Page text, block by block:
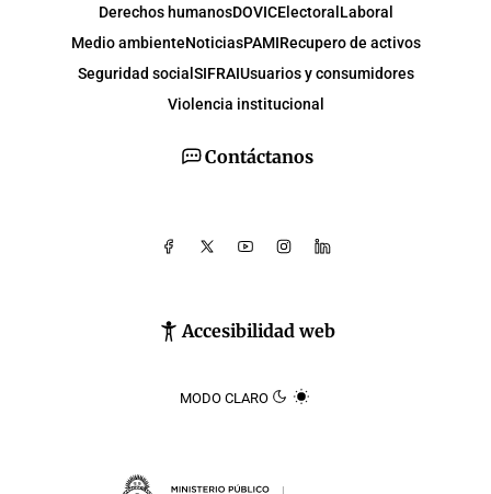
Contáctanos
Accesibilidad web
MODO CLARO
Derechos humanosDOVICElectoral Laboral
Medio ambienteNoticiasPAMIRecupero de activos
Seguridad social SIFRAIUsuarios y consumidores
Violencia institucional